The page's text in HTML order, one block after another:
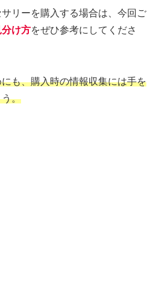
リーを購入する場合は、今回ご
け方をぜひ参考にしてくださ
も、購入時の情報収集には手を
。